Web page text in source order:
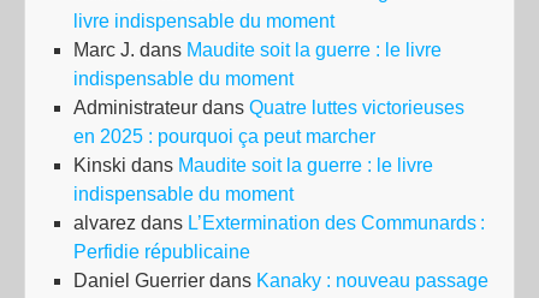
livre indispensable du moment
Marc J. dans Maudite soit la guerre : le livre
indispensable du moment
Administrateur dans Quatre luttes victorieuses
en 2025 : pourquoi ça peut marcher
Kinski dans Maudite soit la guerre : le livre
indispensable du moment
alvarez dans L’Extermination des Communards :
Perfidie républicaine
Daniel Guerrier dans Kanaky : nouveau passage